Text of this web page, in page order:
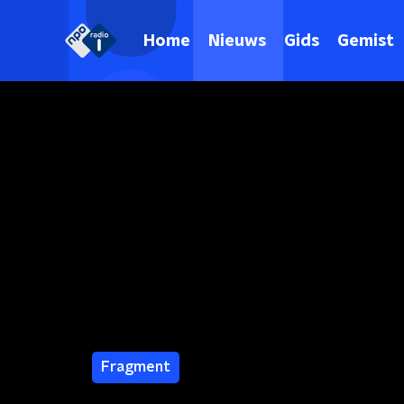
Home Nieuws Gids Gemist
Fragment